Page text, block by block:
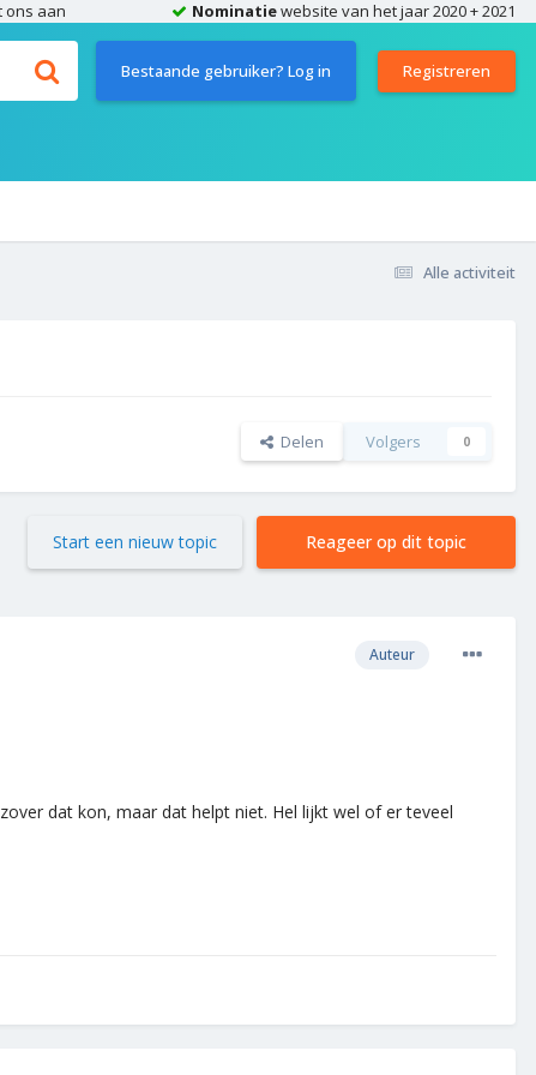
ons aan Nominatiewebsite van het jaar 2020 + 2021
Bestaande gebruiker? Log in Registreren
Alle activiteit
Delen Volgers 0
Reageer op dit topic
Start een nieuw topic
Auteur
dat kon, maar dat helpt niet. Hel lijkt wel of er teveel